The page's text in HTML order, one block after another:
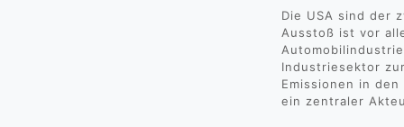
Die USA sind der
Ausstoß ist vor
Industriesektor
Emissionen in
ein zentraler